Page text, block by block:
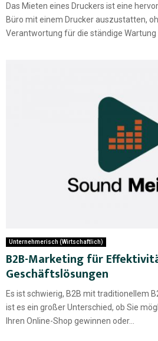
Das Mieten eines Druckers ist eine
Büro mit einem Drucker auszustatten,
Verantwortung für die ständige Wartung
Unternehmerisch (Wirtschaftlich)
B2B-Marketing für
Geschäftslösungen
Es ist schwierig, B2B mit traditionellem
ist es ein großer Unterschied, ob Sie
Ihren Online-Shop gewinnen oder...